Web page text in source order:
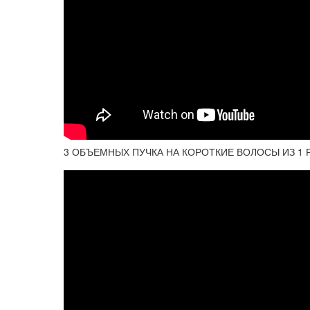
3 ОБЪЕМНЫХ ПУЧКА НА КОРОТКИЕ ВОЛОСЫ ИЗ 1